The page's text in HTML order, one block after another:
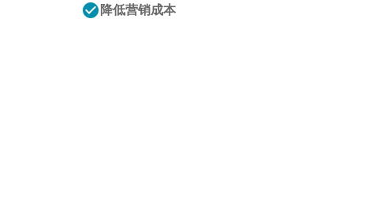
check_circle 降低营销成本